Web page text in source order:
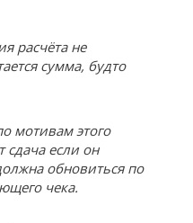
расчёта не
сумма, будто
мотивам этого
сдача если он
обновиться по
чека.